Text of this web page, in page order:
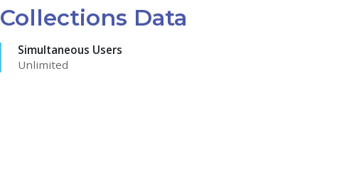
Collections Data
Simultaneous Users
Unlimited